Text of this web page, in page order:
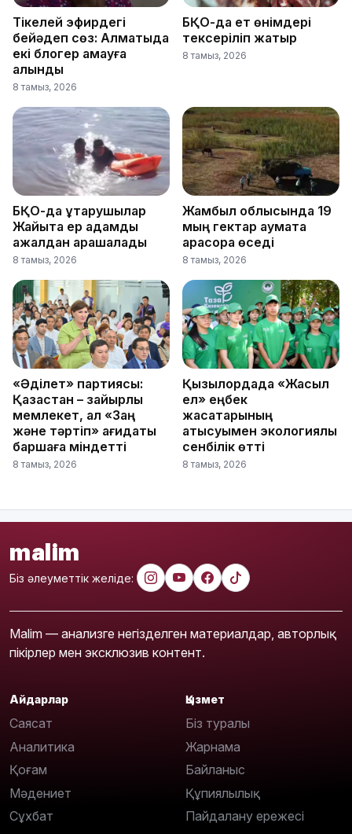
Тікелей эфирдегі
бейәдеп сөз: Алматыда
екі блогер қамауға
алынды
8 тамыз, 2026
БҚО-да ет өнімдері
тексеріліп жатыр
8 тамыз, 2026
БҚО-да құтқарушылар
Жайықта ер адамды
ажалдан арашалады
8 тамыз, 2026
Жамбыл облысында 19
мың гектар аумақта
қарасора өседі
8 тамыз, 2026
«Әділет» партиясы:
Қазақстан – зайырлы
мемлекет, ал «Заң
және тәртіп» қағидаты
баршаға міндетті
8 тамыз, 2026
Қызылордада «Жасыл
ел» еңбек
жасақтарының
қатысуымен экологиялық
сенбілік өтті
8 тамыз, 2026
malim
Біз әлеуметтік желіде:
Malim — анализге негізделген материалдар, авторлық
пікірлер мен эксклюзив контент.
Айдарлар
Саясат
Аналитика
Қоғам
Мәдениет
Сұхбат
Қызмет
Біз туралы
Жарнама
Байланыс
Құпиялылық
Пайдалану ережесі